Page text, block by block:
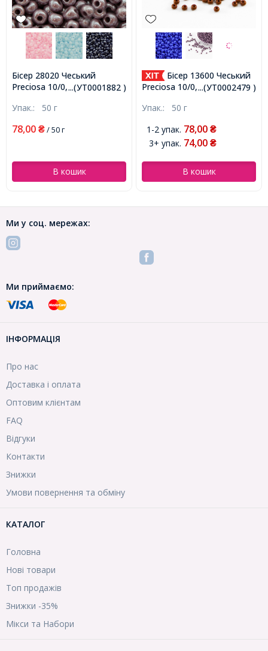
...(УТ0001882 )
Бісер 28020 Чеський
Preciosa 10/0, Непрозорий
Фіолетовий, Круглий,
Упак.: 50 г
78,00 ₴/ 50 г
В кошик
...(УТ0002479 )
Бісер 13600 Чеський
Preciosa 10/0, Природний
Коричневий, Круглий,
Упак.: 50 г
1-2 упак. 78,00 ₴
3+ упак. 74,00 ₴
В кошик
Ми у соц. мережах:
Ми приймаємо:
ІНФОРМАЦІЯ
Про нас
Доставка і оплата
Оптовим клієнтам
FAQ
Відгуки
Контакти
Знижки
Умови повернення та обміну
КАТАЛОГ
Головна
Нові товари
Топ продажів
Знижки -35%
Мікси та Набори